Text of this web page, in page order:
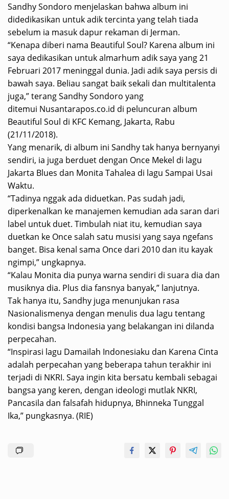
Sandhy Sondoro menjelaskan bahwa album ini
didedikasikan untuk adik tercinta yang telah tiada
sebelum ia masuk dapur rekaman di Jerman.
“Kenapa diberi nama Beautiful Soul? Karena album ini
saya dedikasikan untuk almarhum adik saya yang 21
Februari 2017 meninggal dunia. Jadi adik saya persis di
bawah saya. Beliau sangat baik sekali dan multitalenta
juga,” terang Sandhy Sondoro yang
ditemui Nusantarapos.co.id di peluncuran album
Beautiful Soul di KFC Kemang, Jakarta, Rabu
(21/11/2018).
Yang menarik, di album ini Sandhy tak hanya bernyanyi
sendiri, ia juga berduet dengan Once Mekel di lagu
Jakarta Blues dan Monita Tahalea di lagu Sampai Usai
Waktu.
“Tadinya nggak ada diduetkan. Pas sudah jadi,
diperkenalkan ke manajemen kemudian ada saran dari
label untuk duet. Timbulah niat itu, kemudian saya
duetkan ke Once salah satu musisi yang saya ngefans
banget. Bisa kenal sama Once dari 2010 dan itu kayak
ngimpi,” ungkapnya.
“Kalau Monita dia punya warna sendiri di suara dia dan
musiknya dia. Plus dia fansnya banyak,” lanjutnya.
Tak hanya itu, Sandhy juga menunjukan rasa
Nasionalismenya dengan menulis dua lagu tentang
kondisi bangsa Indonesia yang belakangan ini dilanda
perpecahan.
“Inspirasi lagu Damailah Indonesiaku dan Karena Cinta
adalah perpecahan yang beberapa tahun terakhir ini
terjadi di NKRI. Saya ingin kita bersatu kembali sebagai
bangsa yang keren, dengan ideologi mutlak NKRI,
Pancasila dan falsafah hidupnya, Bhinneka Tunggal
Ika,” pungkasnya. (RIE)